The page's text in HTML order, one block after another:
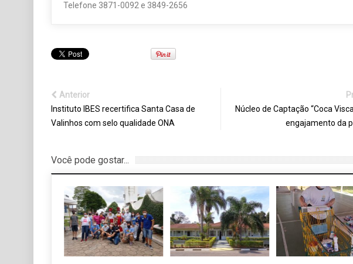
Telefone 3871-0092 e 3849-2656
Anterior
Instituto IBES recertifica Santa Casa de
Valinhos com selo qualidade ONA
Núcleo de Captação “Coca
engajamento da
Você pode gostar...